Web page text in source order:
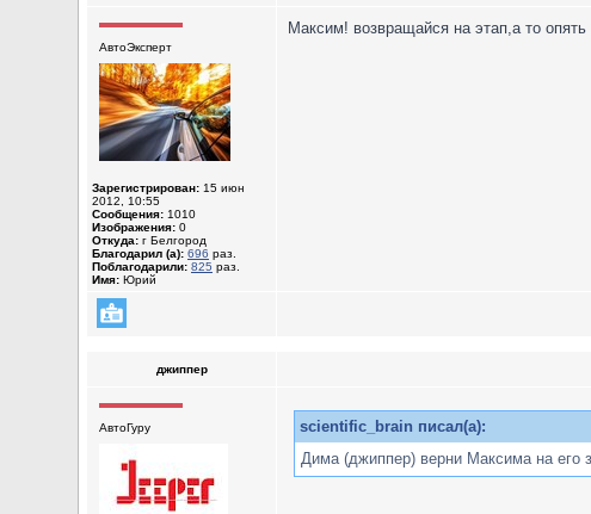
АвтоЭксперт
Зарегистрирован: 15 июн
2012, 10:55
Сообщения: 1010
Изображения: 0
Откуда: г Белгород
Благодарил (а): 696 раз.
Поблагодарили: 825 раз.
Имя: Юрий
Максим! возвращайся на этап,а то
джиппер
АвтоГуру
scientific_brain писал(а):
Дима (джиппер) верни Максима на его